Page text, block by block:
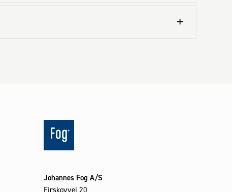
Johannes Fog A/S
Firskovvej 20